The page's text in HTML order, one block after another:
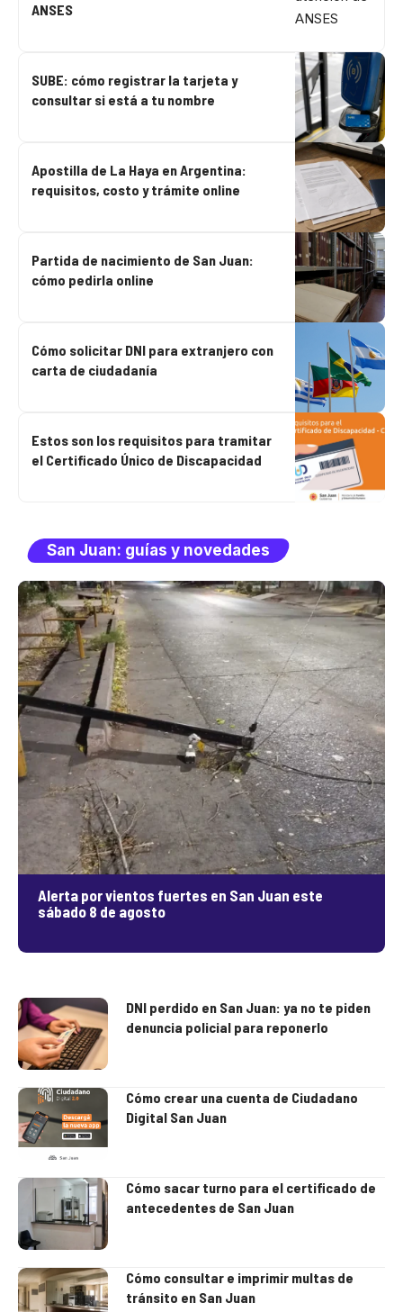
San Juan: guías y novedades
Alerta por vientos fuertes en San Juan este
sábado 8 de agosto
DNI perdido en San Juan: ya no te piden
denuncia policial para reponerlo
Cómo crear una cuenta de Ciudadano
Digital San Juan
Cómo sacar turno para el certificado de
antecedentes de San Juan
Cómo consultar e imprimir multas de
tránsito en San Juan
ANSES
SUBE: cómo registrar la tarjeta y
consultar si está a tu nombre
Apostilla de La Haya en Argentina:
requisitos, costo y trámite online
Partida de nacimiento de San Juan:
cómo pedirla online
Cómo solicitar DNI para extranjero con
carta de ciudadanía
Estos son los requisitos para tramitar
el Certificado Único de Discapacidad